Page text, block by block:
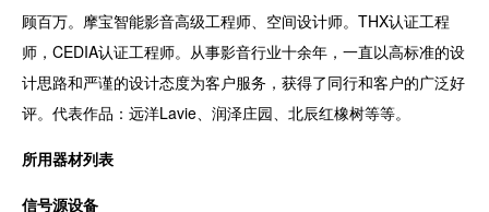
顾百万。摩宝智能影音高级工程师、空间设计师。THX认证工程
师，CEDIA认证工程师。从事影音行业十余年，一直以高标准的设
计思路和严谨的设计态度为客户服务，获得了同行和客户的广泛好
评。代表作品：远洋Lavie、润泽庄园、北辰红橡树等等。
所用器材列表
信号源设备